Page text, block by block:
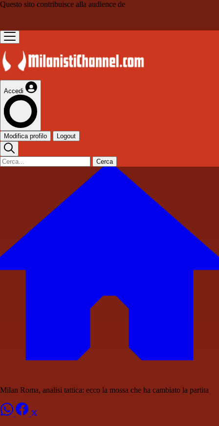
Questo sito contribuisce alla audience de
Accedi
Modifica profilo Logout
Cerca
Milan Roma, analisi tattica: ecco la mossa che ha cambiato la partita